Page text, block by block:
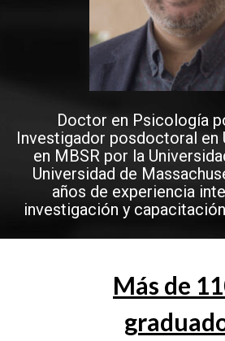
Doctor en Psicología
Investigador posdoctoral en
en MBSR por la
Universidad de
años de experiencia
investigación y
Más de